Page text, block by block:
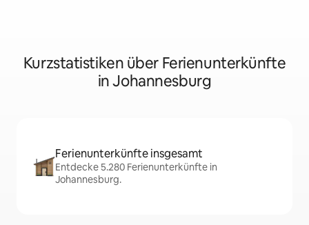
Kurzstatistiken über Ferienunterkünfte
in Johannesburg
Ferienunterkünfte insgesamt
Entdecke 5.280 Ferienunterkünfte in
Johannesburg.